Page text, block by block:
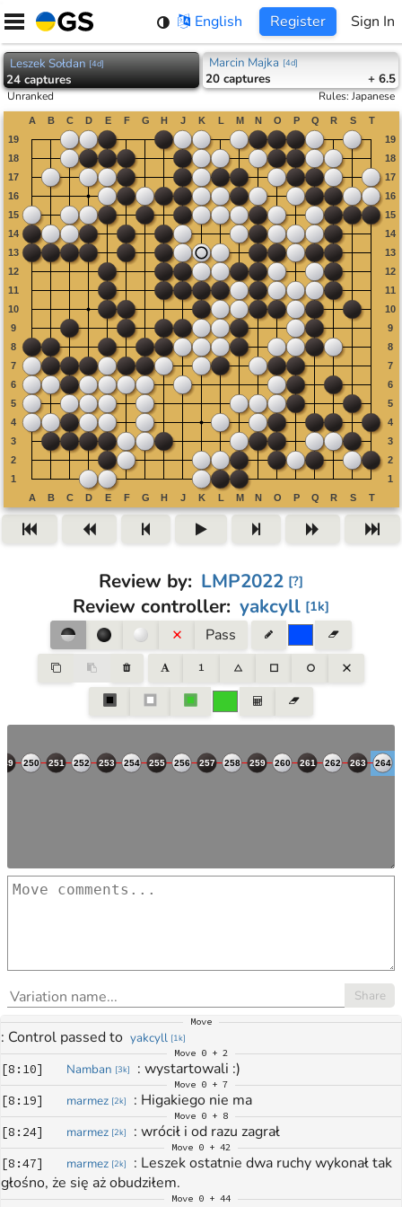
Skip
content
English Register Sign In
Leszek Sołdan [4d]
24captures
Marcin Majka [4d]
20 captures + 6.5
Unranked Rules:Japanese
Review by: LMP2022 [?]
Review controller: yakcyll [1k]
Pass
Share
Move
: Control passed to yakcyll [1k]
Move 0 + 2
[8:10] Namban [3k] : wystartowali :)
Move 0 + 7
[8:19] marmez [2k] : Higakiego nie ma
Move 0 + 8
[8:24] marmez [2k] : wrócił i od razu zagrał
Move 0 + 42
[8:47] marmez [2k] : Leszek ostatnie dwa ruchy wykonał tak
głośno, że się aż obudziłem.
Move 0 + 44